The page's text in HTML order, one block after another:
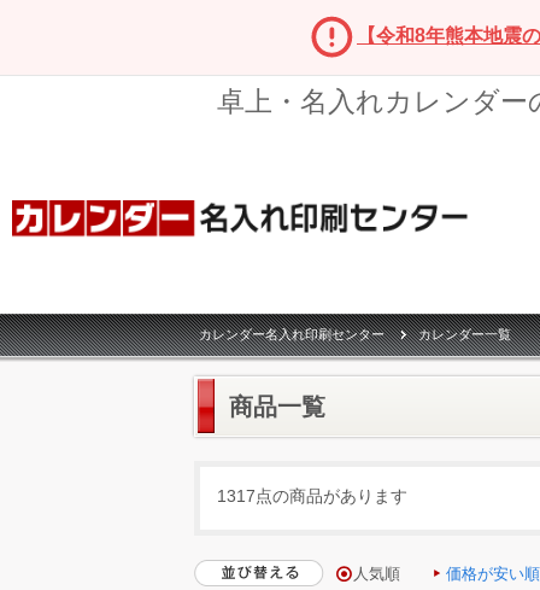
【令和8年熊本地震
卓上・名入れカレンダ
カレンダー名入れ印刷センター カレンダー一覧
商品一覧
1317点の商品があります
人気順 価格が安い順